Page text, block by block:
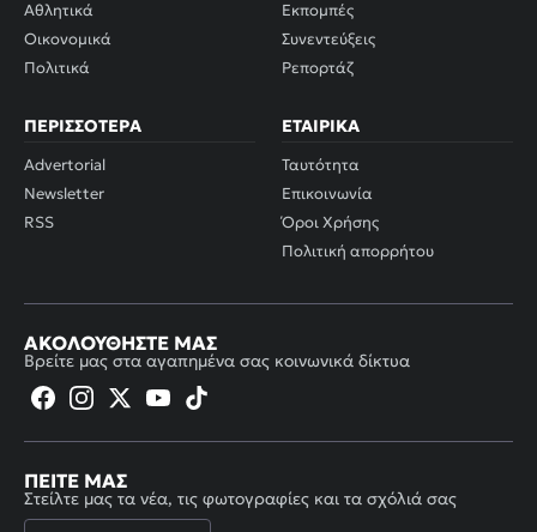
Αθλητικά
Οικονομικά
Πολιτικά
Εκπομπές
Συνεντεύξεις
Ρεπορτάζ
ΠΕΡΙΣΣΌΤΕΡΑ
Advertorial
Newsletter
RSS
ΕΤΑΙΡΙΚΆ
Ταυτότητα
Επικοινωνία
Όροι Χρήσης
Πολιτική απορρήτου
ΑΚΟΛΟΥΘΉΣΤΕ ΜΑΣ
Βρείτε μας στα αγαπημένα σας κοινωνικά δίκτυα
ΠΕΊΤΕ ΜΑΣ
Στείλτε μας τα νέα, τις φωτογραφίες και τα σχόλιά σας